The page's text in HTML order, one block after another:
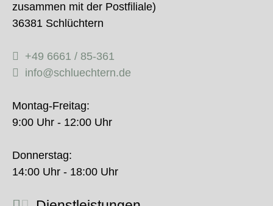
zusammen mit der Postfiliale)
36381 Schlüchtern
+49 6661 / 85-361
info@schluechtern.de
Montag-Freitag:
9:00 Uhr - 12:00 Uhr
Donnerstag:
14:00 Uhr - 18:00 Uhr